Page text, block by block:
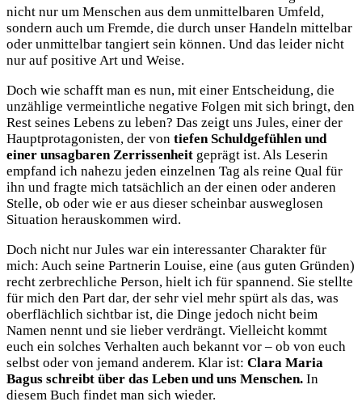
nicht nur um Menschen aus dem unmittelbaren Umfeld,
sondern auch um Fremde, die durch unser Handeln mittelbar
oder unmittelbar tangiert sein können. Und das leider nicht
nur auf positive Art und Weise.
Doch wie schafft man es nun, mit einer Entscheidung, die
unzählige vermeintliche negative Folgen mit sich bringt, den
Rest seines Lebens zu leben? Das zeigt uns Jules, einer der
Hauptprotagonisten, der von tiefen Schuldgefühlen und
einer unsagbaren Zerrissenheit geprägt ist. Als Leserin
empfand ich nahezu jeden einzelnen Tag als reine Qual für
ihn und fragte mich tatsächlich an der einen oder anderen
Stelle, ob oder wie er aus dieser scheinbar ausweglosen
Situation herauskommen wird.
Doch nicht nur Jules war ein interessanter Charakter für
mich: Auch seine Partnerin Louise, eine (aus guten Gründen)
recht zerbrechliche Person, hielt ich für spannend. Sie stellte
für mich den Part dar, der sehr viel mehr spürt als das, was
oberflächlich sichtbar ist, die Dinge jedoch nicht beim
Namen nennt und sie lieber verdrängt. Vielleicht kommt
euch ein solches Verhalten auch bekannt vor – ob von euch
selbst oder von jemand anderem. Klar ist: Clara Maria
Bagus schreibt über das Leben und uns Menschen. In
diesem Buch findet man sich wieder.